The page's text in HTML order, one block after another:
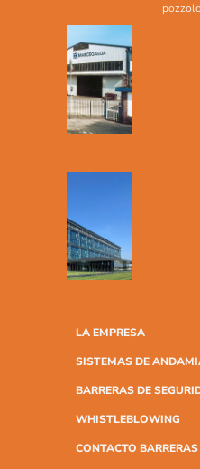
LA EMPRESA
SISTEMAS DE
BARRERAS DE
WHISTLEBLOWING
CONTACTO